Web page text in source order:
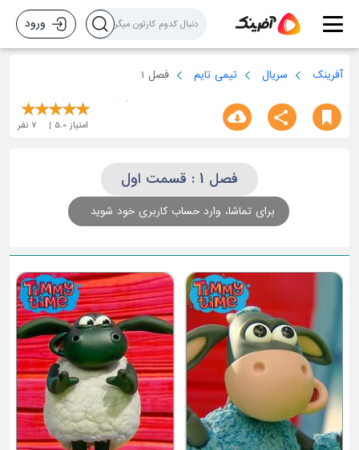
ورود
آفرینک سریال تیمی تایم فصل 1
امتیاز 5.0
7 نفر
فصل 1 : قسمت اول
برای تماشا، وارد حساب کاربری خود شوید
قسمت چهارم